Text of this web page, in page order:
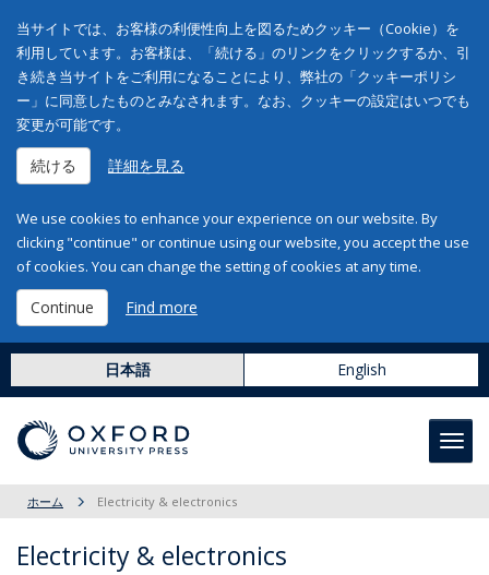
当サイトでは、お客様の利便性向上を図るためクッキー（Cookie）を
利用しています。お客様は、「続ける」のリンクをクリックするか、引
き続き当サイトをご利用になることにより、弊社の「クッキーポリシ
ー」に同意したものとみなされます。なお、クッキーの設定はいつでも
変更が可能です。
続ける 詳細を見る
We use cookies to enhance your experience on our website. By
clicking "continue" or continue using our website, you accept the use
of cookies. You can change the setting of cookies at any time.
Continue Find more
日本語 English
ホーム Electricity & electronics
Electricity & electronics